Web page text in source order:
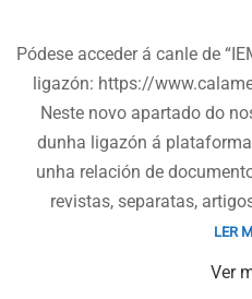
Pódese acceder á canle de
ligazón: https://
Neste novo apartado do
dunha ligazón á
unha relación de
revistas, separatas,
LER
Ver